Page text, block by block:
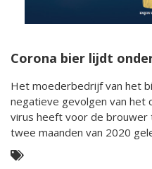
Corona bier lijdt
Het moederbedrijf van het
negatieve gevolgen van het
virus heeft voor de
twee maanden van 2020